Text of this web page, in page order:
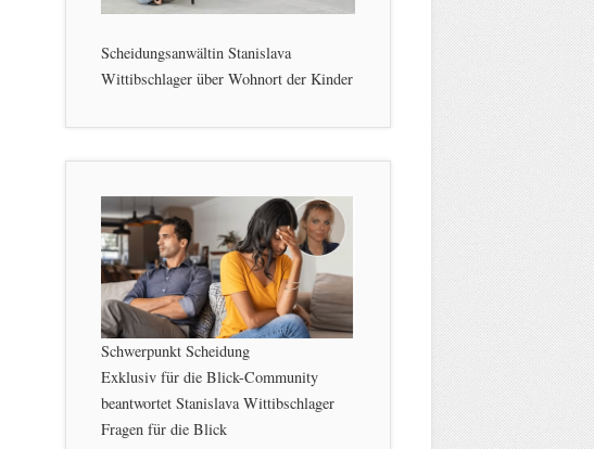
Scheidungsanwältin Stanislava
Wittibschlager über Wohnort der Kinder
Schwerpunkt Scheidung
Exklusiv für die Blick-Community
beantwortet Stanislava Wittibschlager
Fragen für die Blick